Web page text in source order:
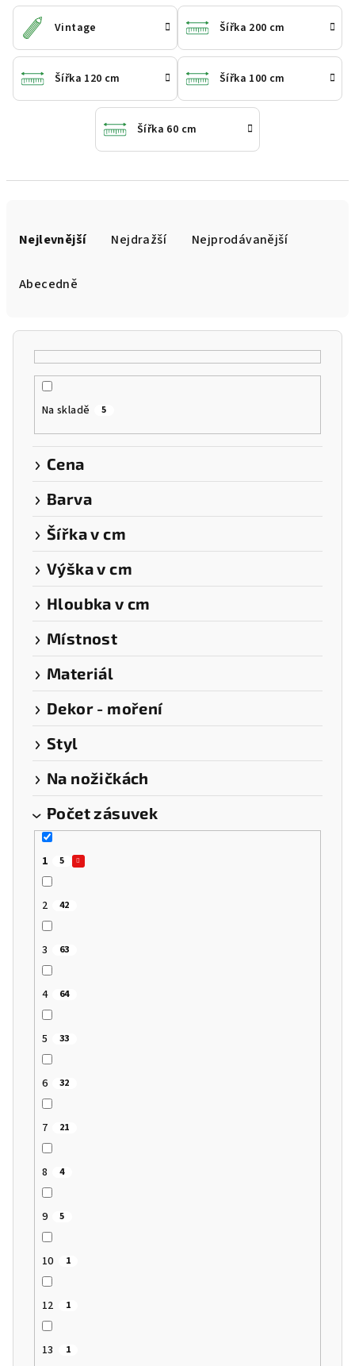
Vintage Šířka 200 cm
Šířka 120 cm Šířka 100 cm
Šířka 60 cm
Nejlevnější Nejdražší Nejprodávanější
Abecedně
Na skladě 5
Cena
Barva
Šířka v cm
Výška v cm
Hloubka v cm
Místnost
Materiál
Dekor - moření
Styl
Na nožičkách
Počet zásuvek
1 5
2 42
3 63
4 64
5 33
6 32
7 21
8 4
9 5
10 1
12 1
13 1